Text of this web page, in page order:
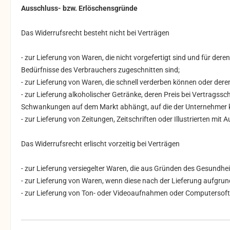
Ausschluss- bzw. Erlöschensgründe
Das Widerrufsrecht besteht nicht bei Verträgen
- zur Lieferung von Waren, die nicht vorgefertigt sind und für
Bedürfnisse des Verbrauchers zugeschnitten sind;
- zur Lieferung von Waren, die schnell verderben können oder
- zur Lieferung alkoholischer Getränke, deren Preis bei
Schwankungen auf dem Markt abhängt, auf die der Unternehmer
- zur Lieferung von Zeitungen, Zeitschriften oder Illustrierten mit
Das Widerrufsrecht erlischt vorzeitig bei Verträgen
- zur Lieferung versiegelter Waren, die aus Gründen des
- zur Lieferung von Waren, wenn diese nach der Lieferung
- zur Lieferung von Ton- oder Videoaufnahmen oder